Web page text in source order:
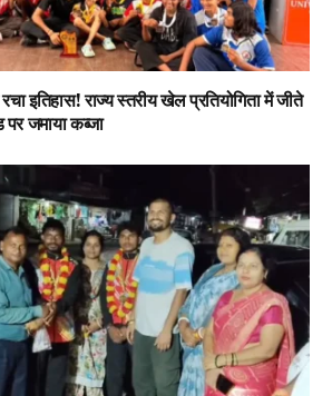
इतिहास! राज्य स्तरीय खेल प्रतियोगिता में जीते
जमाया कब्जा